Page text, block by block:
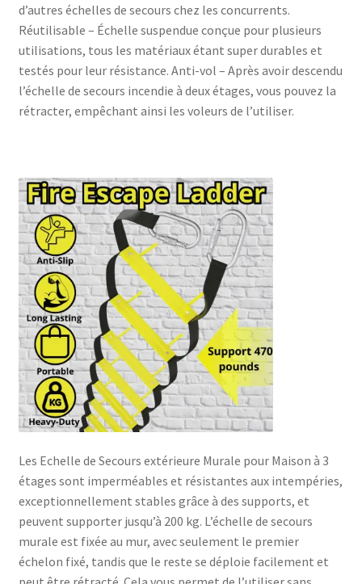
d’autres échelles de secours chez les concurrents.
Réutilisable – Échelle suspendue conçue pour plusieurs
utilisations, tous les matériaux étant super durables et
testés pour leur résistance. Anti-vol – Après avoir descendu
l’échelle de secours incendie à deux étages, vous pouvez la
rétracter, empêchant ainsi les voleurs de l’utiliser.
Les Echelle de Secours extérieure Murale pour Maison à 3
étages sont imperméables et résistantes aux intempéries,
exceptionnellement stables grâce à des supports, et
peuvent supporter jusqu’à 200 kg. L’échelle de secours
murale est fixée au mur, avec seulement le premier
échelon fixé, tandis que le reste se déploie facilement et